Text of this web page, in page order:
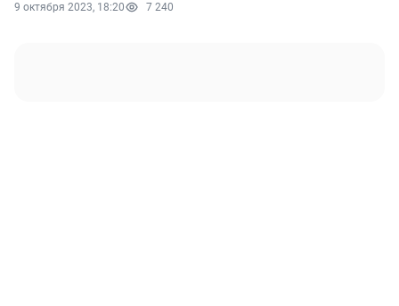
9 октября 2023, 18:20 7 240